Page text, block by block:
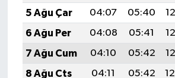
5 Ağu Çar 04:07 05:40
6 Ağu Per
04:08 05:41
7 Ağu Cum
04:10 05:42
8 Ağu Cts
04:11 05:42